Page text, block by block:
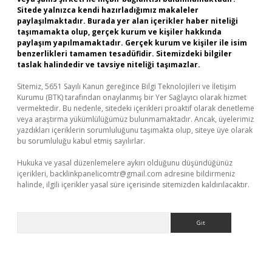
Sitede yalnızca kendi hazırladığımız makaleler
paylaşılmaktadır. Burada yer alan içerikler haber niteliği
taşımamakta olup, gerçek kurum ve kişiler hakkında
paylaşım yapılmamaktadır. Gerçek kurum ve kişiler ile isim
benzerlikleri tamamen tesadüfidir. Sitemizdeki bilgiler
taslak halindedir ve tavsiye niteliği taşımazlar.
Sitemiz, 5651 Sayılı Kanun gereğince Bilgi Teknolojileri ve İletişim
Kurumu (BTK) tarafından onaylanmış bir Yer Sağlayıcı olarak hizmet
vermektedir. Bu nedenle, sitedeki içerikleri proaktif olarak denetleme
veya araştırma yükümlülüğümüz bulunmamaktadır. Ancak, üyelerimiz
yazdıkları içeriklerin sorumluluğunu taşımakta olup, siteye üye olarak
bu sorumluluğu kabul etmiş sayılırlar.
Hukuka ve yasal düzenlemelere aykırı olduğunu düşündüğünüz
içerikleri, backlinkpanelicomtr@gmail.com adresine bildirmeniz
halinde, ilgili içerikler yasal süre içerisinde sitemizden kaldırılacaktır.